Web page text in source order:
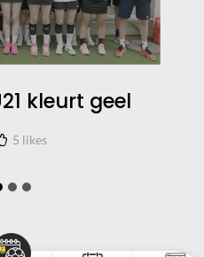
kleurt geel
5 likes